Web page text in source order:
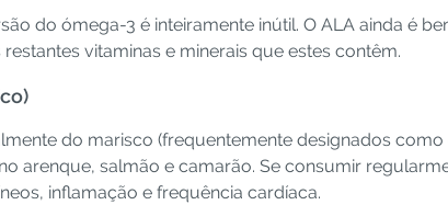
do ómega-3 é inteiramente inútil. O ALA ainda é
vitaminas e minerais que estes contêm.
do marisco (frequentemente designados
arenque, salmão e camarão. Se consumir
inflamação e frequência cardíaca.